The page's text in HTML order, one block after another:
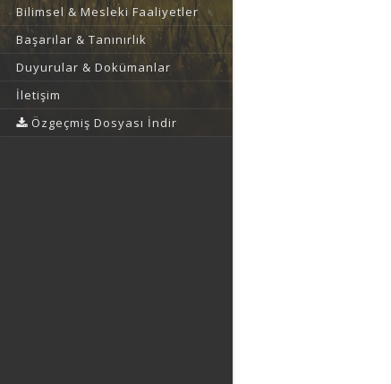
Bilimsel & Mesleki Faaliyetler
Başarılar & Tanınırlık
Duyurular & Dokümanlar
İletişim
Özgeçmiş Dosyası İndir